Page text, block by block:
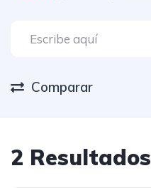
Comparar
2 Resultados